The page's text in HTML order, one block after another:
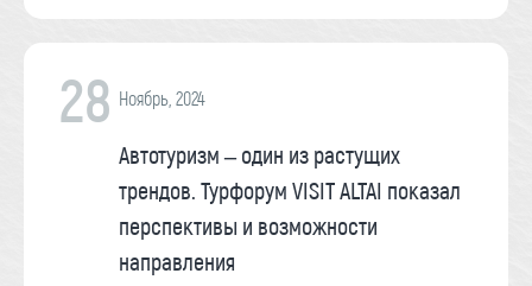
28 Ноябрь, 2024
Автотуризм – один из растущих
трендов. Турфорум VISIT ALTAI показал
перспективы и возможности
направления